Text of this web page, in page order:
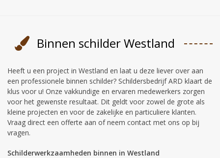
Binnen schilder Westland
Heeft u een project in Westland en laat u deze liever over aan
een professionele binnen schilder? Schildersbedrijf ARD klaart de
klus voor u! Onze vakkundige en ervaren medewerkers zorgen
voor het gewenste resultaat. Dit geldt voor zowel de grote als
kleine projecten en voor de zakelijke en particuliere klanten.
Vraag direct een offerte aan of neem contact met ons op bij
vragen.
Schilderwerkzaamheden binnen in Westland